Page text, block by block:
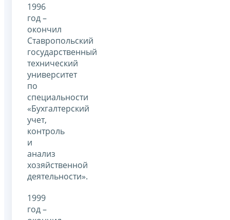
1996
год –
окончил
Ставропольский
государственный
технический
университет
по
специальности
«Бухгалтерский
учет,
контроль
и
анализ
хозяйственной
деятельности».
1999
год –